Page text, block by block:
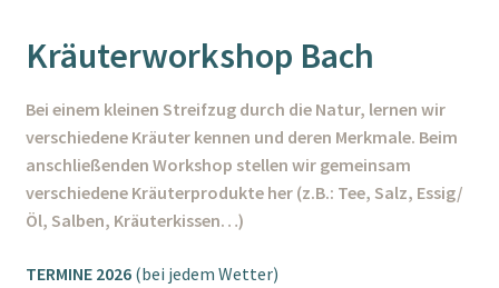
Kräuterworkshop Bach
Bei einem kleinen Streifzug durch die Natur, lernen wir
verschiedene Kräuter kennen und deren Merkmale. Beim
anschließenden Workshop stellen wir gemeinsam
verschiedene Kräuterprodukte her (z.B.: Tee, Salz, Essig/
Öl, Salben, Kräuterkissen…)
TERMINE 2026 (bei jedem Wetter)